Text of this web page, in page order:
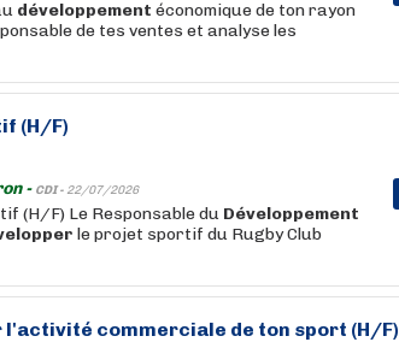
développement économique de ton rayon
de tes ventes et analyse les
(H/F)
- CDI - 22/07/2026
(H/F) Le Responsable du Développement
le projet sportif du Rugby Club
l'activité commerciale de ton sport (H/F)